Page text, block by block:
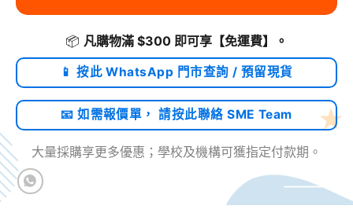
📦 凡購物滿 $300 即可享 【免運費】 。
📱 按此 WhatsApp 門市查詢 / 預留現貨
📧 如需報價單， 請按此聯絡 SME Team
大量採購享更多優惠；學校及機構可獲指定付款期。